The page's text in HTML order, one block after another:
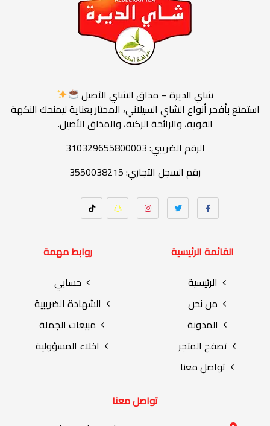
شاي الديرة – مذاق الشاي الأصيل
استمتع بأفخر أنواع الشاي السيلاني، المختار بعناية ليمنحك النكهة
القوية، والرائحة الزكية، والمذاق الأصيل.
الرقم الضريبي: 310329655800003
رقم السجل التجاري: 3550038215
القائمة الرئيسية
الرئيسية
من نحن
المدونة
تصفح المتجر
تواصل معنا
روابط مهمة
حسابي
الشهادة الضريبية
مبيعات الجملة
اخلاء المسؤولية
تواصل معنا